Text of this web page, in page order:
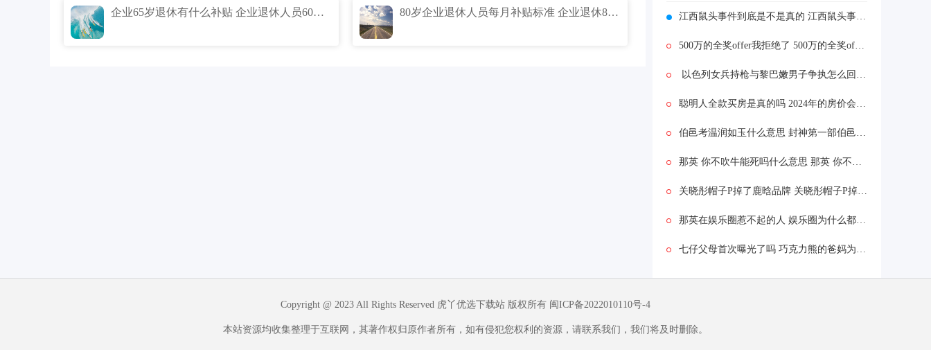
企业65岁退休有什么补贴 企业退休人员60周岁补钱吗 80岁企业退休人员每月补贴标准 企业退休80岁能拿多少补贴 江西鼠头事件到底是不是真的 江西鼠头事件到底是不是真的假的呀
500万的全奖offer我拒绝了 500万的全奖offer我拒绝了为什么
以色列女兵持枪与黎巴嫩男子争执怎么回事 以色列女兵持枪与黎巴嫩男子争执什么情况
聪明人全款买房是真的吗 2024年的房价会怎么样
伯邑考温润如玉什么意思 封神第一部伯邑考被做成肉饼吗
那英 你不吹牛能死吗什么意思 那英 你不吹牛能死吗什么情况
关晓彤帽子P掉了鹿晗品牌 关晓彤帽子P掉了鹿晗品牌为什么
那英在娱乐圈惹不起的人 娱乐圈为什么都怕那英
七仔父母首次曝光了吗 巧克力熊的爸妈为啥是黑白的
Copyright @ 2023 All Rights Reserved 虎丫优选下载站 版权所有 闽ICP备2022010110号-4
本站资源均收集整理于互联网，其著作权归原作者所有，如有侵犯您权利的资源，请联系我们，我们将及时删除。